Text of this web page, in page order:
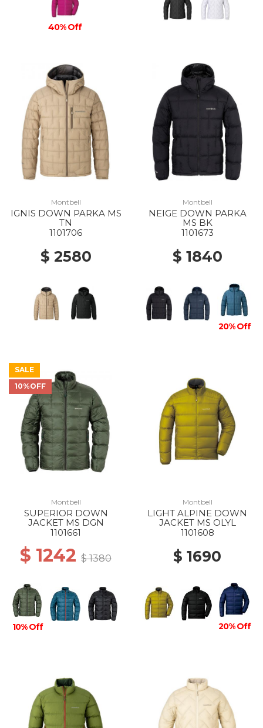
40% Off
Montbell
IGNIS DOWN PARKA MS
TN
1101706
$ 2580
Montbell
NEIGE DOWN PARKA
MS BK
1101673
$ 1840
20% Off
SALE
10%OFF
Montbell
SUPERIOR DOWN
JACKET MS DGN
1101661
$ 1242 $ 1380
10% Off
Montbell
LIGHT ALPINE DOWN
JACKET MS OLYL
1101608
$ 1690
20% Off